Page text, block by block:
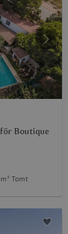
Nästa
Boutique
Tomt